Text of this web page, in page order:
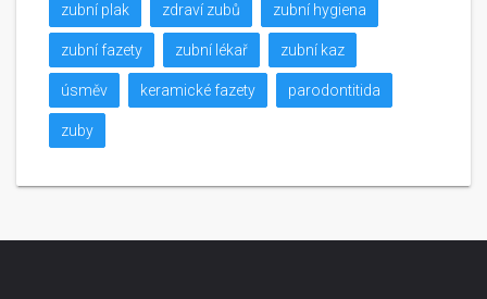
zubní plak zdraví zubů zubní hygiena
zubní fazety zubní lékař zubní kaz
úsměv keramické fazety parodontitida
zuby